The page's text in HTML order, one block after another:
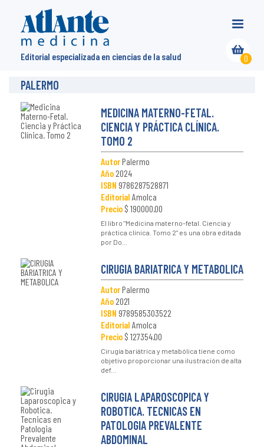
0
Editorial especializada en ciencias de la salud
PALERMO
MEDICINA MATERNO-FETAL.
CIENCIA Y PRÁCTICA CLÍNICA.
TOMO 2
AutorPalermo
Año2024
ISBN 9786287528871
Editorial Amolca
Precio$ 190000.00
El libro "Medicina materno-fetal. Ciencia y
práctica clínica. Tomo 2" es una obra editada
por Do...
CIRUGIA BARIATRICA Y METABOLICA
AutorPalermo
Año2021
ISBN 9789585303522
Editorial Amolca
Precio$ 127354.00
Cirugía bariátrica y metabólica tiene como
objetivo proporcionar una ilustración de alta
def...
CIRUGIA LAPAROSCOPICA Y
ROBOTICA. TECNICAS EN
PATOLOGIA PREVALENTE
ABDOMINAL